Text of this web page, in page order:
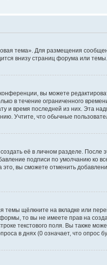
тема». Для размещения
внизу страниц форума или
вы можете
в течение ограниченного
и время последней из них. Эта
Учтите, что обычные
её в личном разделе. После
подписи по умолчанию
вы сможете отменить
темы щёлкните на вкладке или
то вы не имеете прав на
текстового поля. Вы также
в днях (0 означает, что опрос